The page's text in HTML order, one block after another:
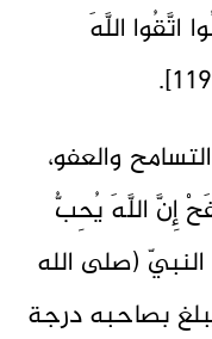
اتَّقُوا اللَّهَ
والعفو،
إِنَّ اللَّهَ يُحِبُّ
13]، وعن النبيّ (صلى الله
بصاحبه درجة